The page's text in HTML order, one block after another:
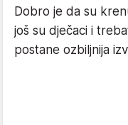
Dobro je da su
još su dječaci i
postane ozbiljnija